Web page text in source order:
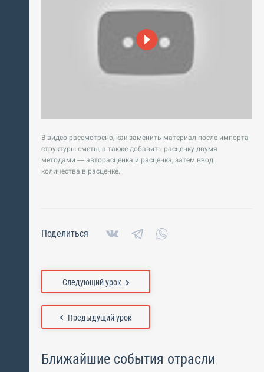
В видео рассмотрено, как заменить материал после импорта
структуры сметы, а также добавить расценку двумя
методами — авторасценка и расценка, затем ввод
количества в расценке.
Поделиться
Предыдущий урок
Следующий урок
Ближайшие события отрасли